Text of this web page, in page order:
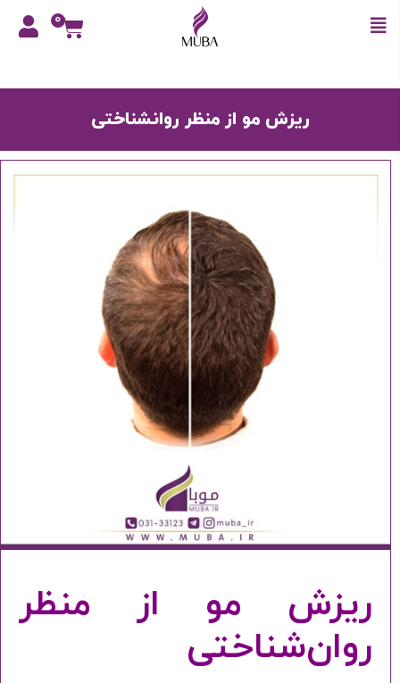
0
ریزش مو از منظر روانشناختی
ریزش مو از منظر
روان‌شناختی